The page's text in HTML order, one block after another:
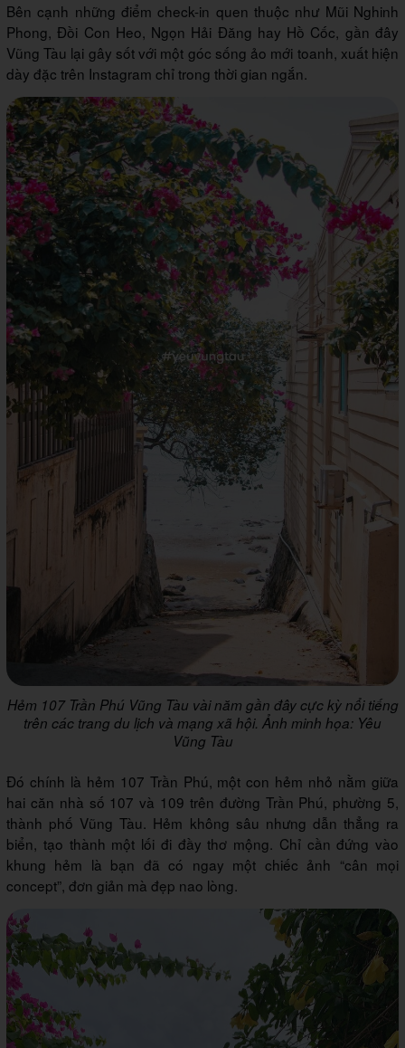
Bên cạnh những điểm check-in quen thuộc như Mũi Nghinh
Phong, Đồi Con Heo, Ngọn Hải Đăng hay Hồ Cốc, gần đây
Vũng Tàu lại gây sốt với một góc sống ảo mới toanh, xuất hiện
dày đặc trên Instagram chỉ trong thời gian ngắn.
Hẻm 107 Trần Phú Vũng Tàu vài năm gần đây cực kỳ nổi tiếng
trên các trang du lịch và mạng xã hội. Ảnh minh họa: Yêu
Vũng Tàu
Đó chính là hẻm 107 Trần Phú, một con hẻm nhỏ nằm giữa
hai căn nhà số 107 và 109 trên đường Trần Phú, phường 5,
thành phố Vũng Tàu. Hẻm không sâu nhưng dẫn thẳng ra
biển, tạo thành một lối đi đầy thơ mộng. Chỉ cần đứng vào
khung hẻm là bạn đã có ngay một chiếc ảnh “cân mọi
concept”, đơn giản mà đẹp nao lòng.